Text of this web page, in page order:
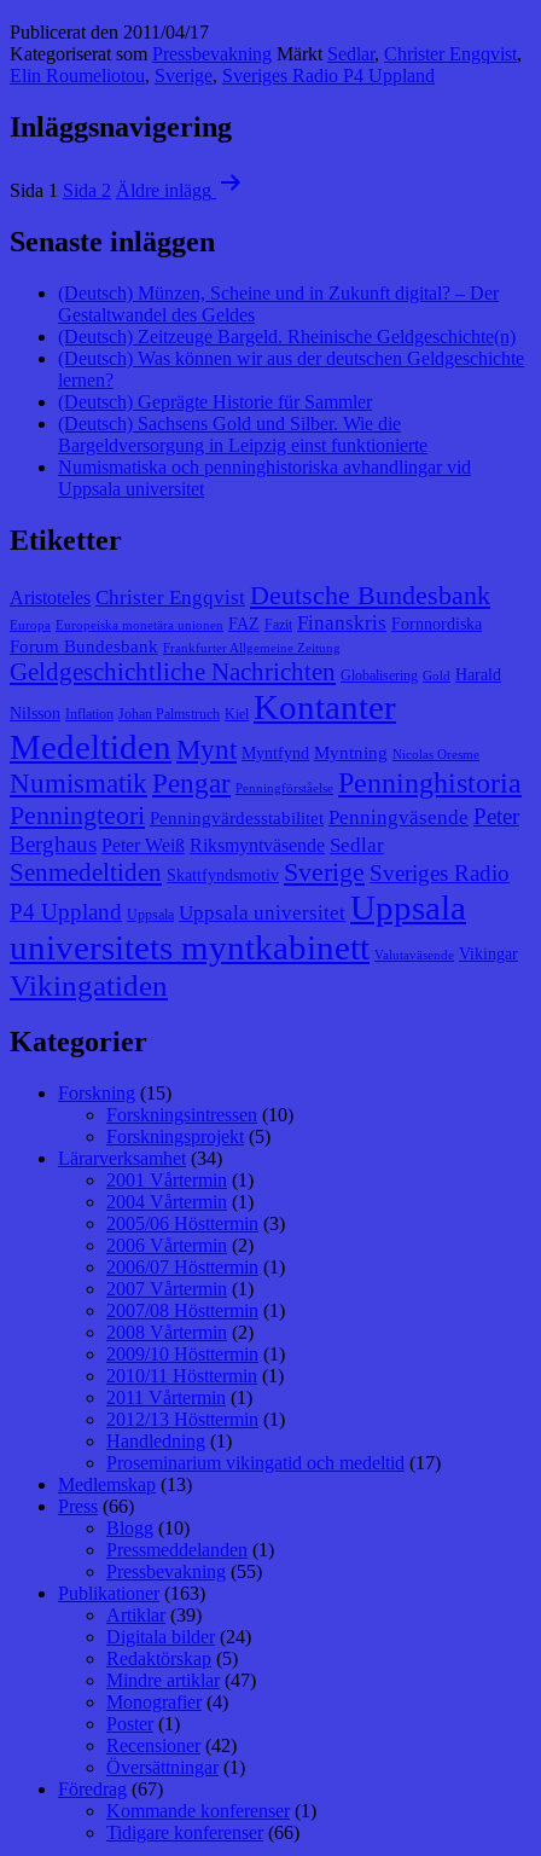
Publicerat den 2011/04/17
Kategoriserat som Pressbevakning Märkt Sedlar, Christer Engqvist,
Elin Roumeliotou, Sverige, Sveriges Radio P4 Uppland
Inläggsnavigering
Sida 1 Sida 2 Äldre inlägg
Senaste inläggen
(Deutsch) Münzen, Scheine und in Zukunft digital? – Der
Gestaltwandel des Geldes
(Deutsch) Zeitzeuge Bargeld. Rheinische Geldgeschichte(n)
(Deutsch) Was können wir aus der deutschen Geldgeschichte
lernen?
(Deutsch) Geprägte Historie für Sammler
(Deutsch) Sachsens Gold und Silber. Wie die
Bargeldversorgung in Leipzig einst funktionierte
Numismatiska och penninghistoriska avhandlingar vid
Uppsala universitet
Etiketter
Aristoteles Christer Engqvist Deutsche Bundesbank
Europa Europeiska monetära unionen FAZ Fazit Finanskris Fornnordiska
Forum Bundesbank Frankfurter Allgemeine Zeitung
Geldgeschichtliche Nachrichten Globalisering Gold Harald
Nilsson Inflation Johan Palmstruch Kiel Kontanter
Medeltiden Mynt Myntfynd Myntning Nicolas Oresme
Numismatik Pengar Penningförståelse Penninghistoria
Penningteori Penningvärdesstabilitet Penningväsende Peter
Berghaus Peter Weiß Riksmyntväsende Sedlar
Senmedeltiden Skattfyndsmotiv Sverige Sveriges Radio
P4 Uppland Uppsala Uppsala universitet Uppsala
universitets myntkabinett Valutaväsende Vikingar
Vikingatiden
Kategorier
Forskning (15)
Forskningsintressen (10)
Forskningsprojekt (5)
Lärarverksamhet (34)
2001 Vårtermin (1)
2004 Vårtermin (1)
2005/06 Hösttermin (3)
2006 Vårtermin (2)
2006/07 Hösttermin (1)
2007 Vårtermin (1)
2007/08 Hösttermin (1)
2008 Vårtermin (2)
2009/10 Hösttermin (1)
2010/11 Hösttermin (1)
2011 Vårtermin (1)
2012/13 Hösttermin (1)
Handledning (1)
Proseminarium vikingatid och medeltid (17)
Medlemskap (13)
Press (66)
Blogg (10)
Pressmeddelanden (1)
Pressbevakning (55)
Publikationer (163)
Artiklar (39)
Digitala bilder (24)
Redaktörskap (5)
Mindre artiklar (47)
Monografier (4)
Poster (1)
Recensioner (42)
Översättningar (1)
Föredrag (67)
Kommande konferenser (1)
Tidigare konferenser (66)